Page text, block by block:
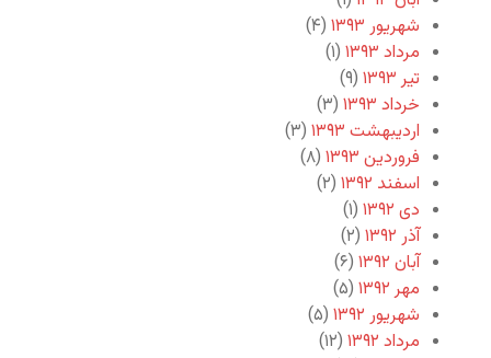
شهریور ۱۳۹۳
(۴)
مرداد ۱۳۹۳
(۱)
تیر ۱۳۹۳
(۹)
خرداد ۱۳۹۳
(۳)
اردیبهشت ۱۳۹۳
(۳)
فروردین ۱۳۹۳
(۸)
اسفند ۱۳۹۲
(۲)
دی ۱۳۹۲
(۱)
آذر ۱۳۹۲
(۲)
آبان ۱۳۹۲
(۶)
مهر ۱۳۹۲
(۵)
شهریور ۱۳۹۲
(۵)
مرداد ۱۳۹۲
(۱۲)